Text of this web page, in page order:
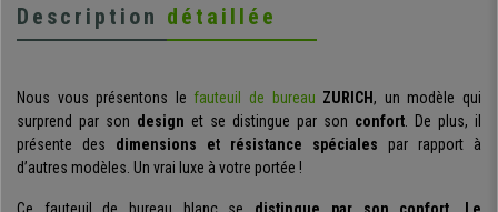
Description détaillée
Nous vous présentons le fauteuil de bureau ZURICH, un modèle qui
surprend par son design et se distingue par son confort. De plus, il
présente des dimensions et résistance spéciales par rapport à
d’autres modèles. Un vrai luxe à votre portée !